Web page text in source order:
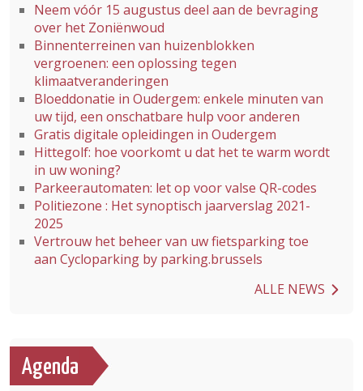
Neem vóór 15 augustus deel aan de bevraging
over het Zoniënwoud
Binnenterreinen van huizenblokken
vergroenen: een oplossing tegen
klimaatveranderingen
Bloeddonatie in Oudergem: enkele minuten van
uw tijd, een onschatbare hulp voor anderen
Gratis digitale opleidingen in Oudergem
Hittegolf: hoe voorkomt u dat het te warm wordt
in uw woning?
Parkeerautomaten: let op voor valse QR-codes
Politiezone : Het synoptisch jaarverslag 2021-
2025
Vertrouw het beheer van uw fietsparking toe
aan Cycloparking by parking.brussels
ALLE NEWS
Agenda